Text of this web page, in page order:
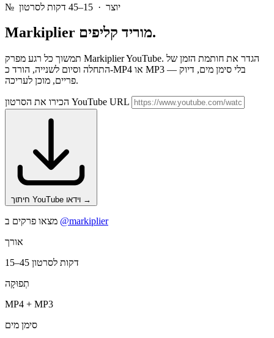
№
יוצר · 15–45 דקות לסרטון
Markiplier מוריד קליפים.
תמשוך כל רגע מפרק Markiplier YouTube. הגדר את חותמת הזמן של
התחלה וסיום לשנייה, הורד כ-MP4 או MP3 — בלי סימן מים, דיוק
פריים, מוכן לעריכה.
הכירו את הסרטון YouTube URL
→
@markiplier
אורך
15–45 דקות לסרטון
תְפוּקָה
MP4 + MP3
סימן מים